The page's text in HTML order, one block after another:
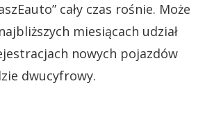
cały czas rośnie. Może
miesiącach udział
nowych pojazdów
dwucyfrowy.